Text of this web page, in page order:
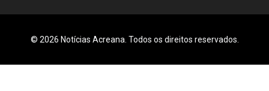
© 2026 Notícias Acreana. Todos os direitos reservados.